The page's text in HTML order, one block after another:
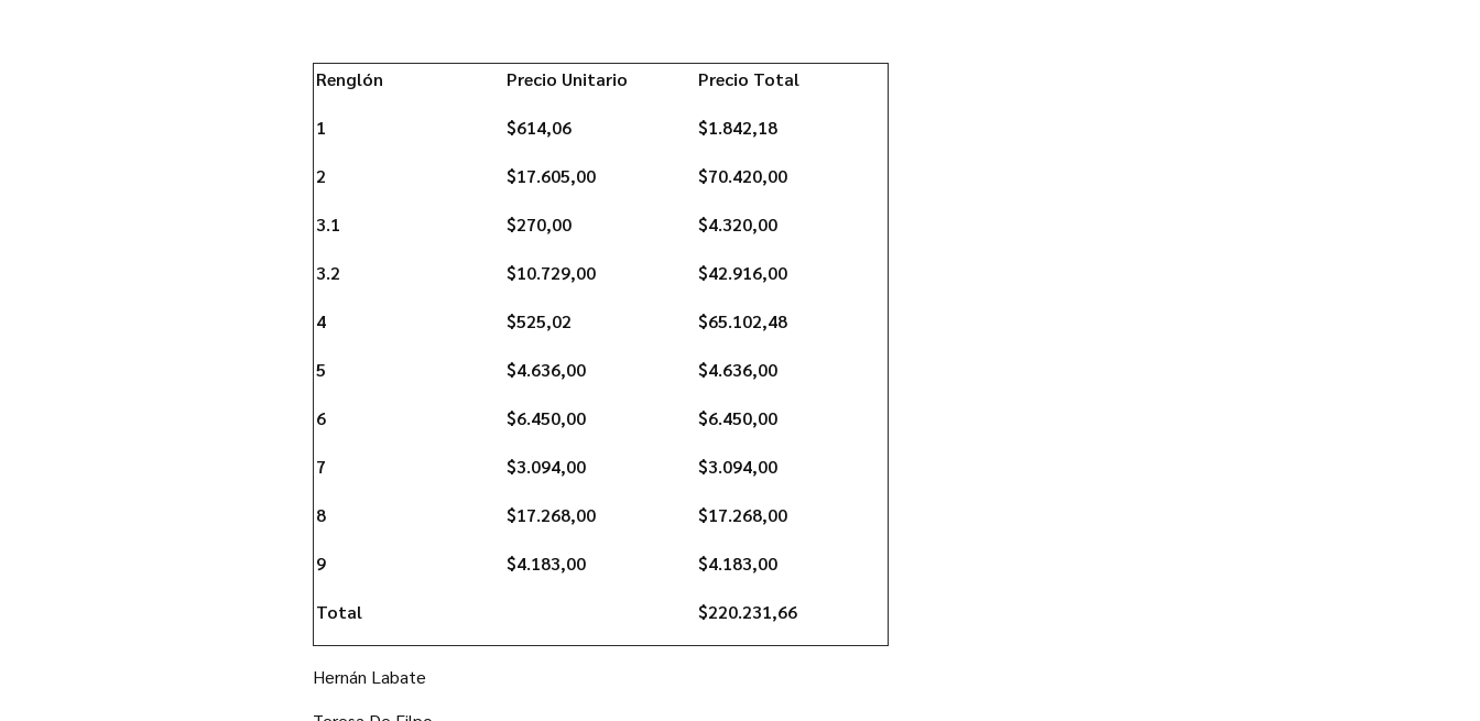
Renglón Precio Unitario Precio Total
1 $614,06 $1.842,18
2 $17.605,00 $70.420,00
3.1 $270,00 $4.320,00
3.2 $10.729,00 $42.916,00
4 $525,02 $65.102,48
5 $4.636,00 $4.636,00
6 $6.450,00 $6.450,00
7 $3.094,00 $3.094,00
8 $17.268,00 $17.268,00
9 $4.183,00 $4.183,00
Total $220.231,66
Hernán Labate